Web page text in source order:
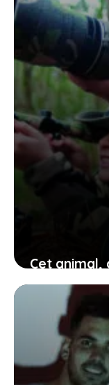
12 juin 2026
Cet animal,
depuis 55
une bonne
12 juin 2026